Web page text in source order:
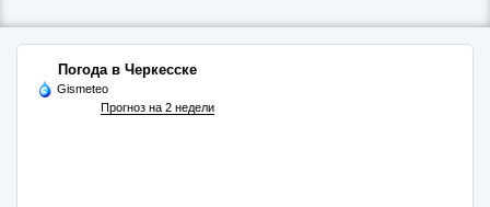
Погода в Черкесске
Gismeteo
Прогноз на 2 недели